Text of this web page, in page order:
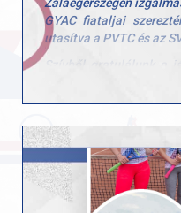
Zalaegerszegen
GYAC fiataljai
utasítva a PVTC és az
Szívből gratulálunk a
Büszkék vagyunk rátok,